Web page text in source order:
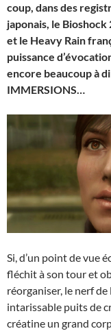
coup, dans des
japonais, le
et le Heavy Rain
puissance
encore beaucoup à
IMMERSIONS…
Si, d’un point de vue
fléchit à son tour et
réorganiser, le nerf de
intarissable puits de
créatine un grand